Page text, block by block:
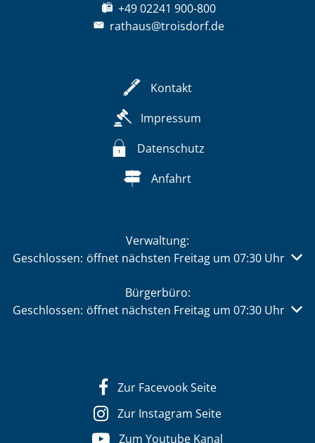
+49 02241 900-800
rathaus@troisdorf.de
Kontakt
Impressum
Datenschutz
Anfahrt
Verwaltung:
Klicken, um weitere Öffnungs- oder Schließzeiten
Geschlossen: öffnet nächsten Freitag um 07:30 Uhr
Bürgerbüro:
Klicken, um weitere Öffnungs- oder Schließzeiten
Geschlossen: öffnet nächsten Freitag um 07:30 Uhr
Zur Facevook Seite
Zur Instagram Seite
Zum Youtube Kanal